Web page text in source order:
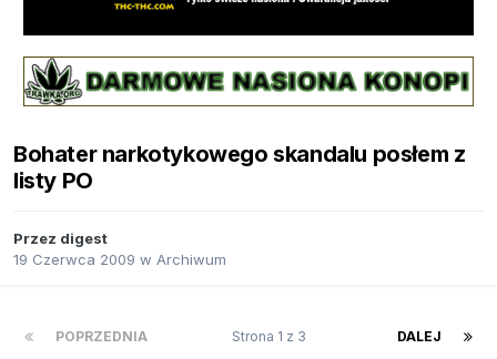
Bohater narkotykowego skandalu posłem z
listy PO
Przez digest
19 Czerwca 2009 w Archiwum
POPRZEDNIA DALEJ
Strona 1 z 3